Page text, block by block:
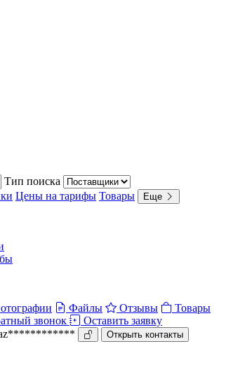
Тип поиска
Цены на тарифы Товары Еще
Файлы Отзывы
Товары
звонок
Оставить заявку
Открыть контакты